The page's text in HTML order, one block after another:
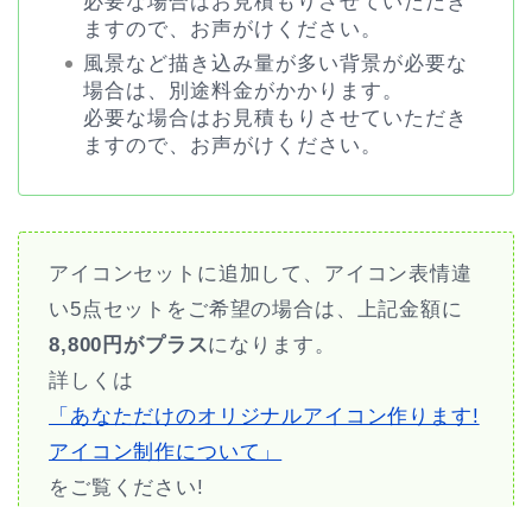
ますので、お声がけください。
風景など描き込み量が多い背景が必要な
場合は、別途料金がかかります。
必要な場合はお見積もりさせていただき
ますので、お声がけください。
アイコンセットに追加して、アイコン表情違
い5点セットをご希望の場合は、上記金額に
8,800円がプラスになります。
詳しくは
「あなただけのオリジナルアイコン作ります!
アイコン制作について」
をご覧ください!